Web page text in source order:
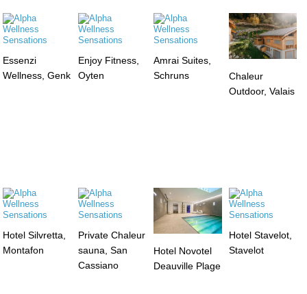
Essenzi
Wellness, Genk
Enjoy Fitness,
Oyten
Amrai Suites,
Schruns
Chaleur
Outdoor, Valais
Hotel Silvretta,
Montafon
Private Chaleur
sauna, San
Cassiano
Hotel Novotel
Deauville Plage
Hotel Stavelot,
Stavelot